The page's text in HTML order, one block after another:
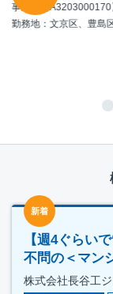
事業部【A3203000170
勤務地：文京区、豊島
新着
【週4ぐらい
不問の＜マン
株式会社長谷工